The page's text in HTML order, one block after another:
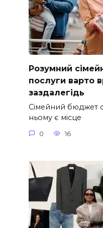
Розумний
послуги варто
заздалегідь
Сімейний бюджет
ньому є місце
0 16